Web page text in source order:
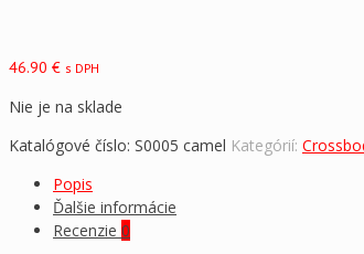
46.90 € s DPH
Nie je na sklade
Katalógové číslo: S0005 camel Kategórií:
Popis
Ďalšie informácie
Recenzie 0